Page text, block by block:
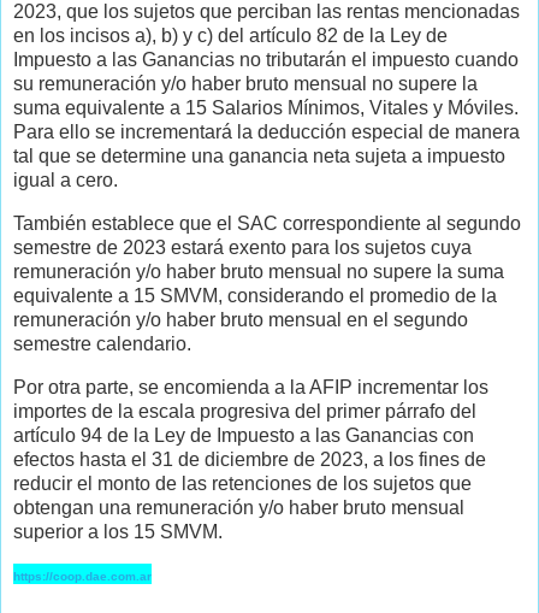
2023, que los sujetos que perciban las rentas mencionadas
en los incisos a), b) y c) del artículo 82 de la Ley de
Impuesto a las Ganancias no tributarán el impuesto cuando
su remuneración y/o haber bruto mensual no supere la
suma equivalente a 15 Salarios Mínimos, Vitales y Móviles.
Para ello se incrementará la deducción especial de manera
tal que se determine una ganancia neta sujeta a impuesto
igual a cero.
También establece que el SAC correspondiente al segundo
semestre de 2023 estará exento para los sujetos cuya
remuneración y/o haber bruto mensual no supere la suma
equivalente a 15 SMVM, considerando el promedio de la
remuneración y/o haber bruto mensual en el segundo
semestre calendario.
Por otra parte, se encomienda a la AFIP incrementar los
importes de la escala progresiva del primer párrafo del
artículo 94 de la Ley de Impuesto a las Ganancias con
efectos hasta el 31 de diciembre de 2023, a los fines de
reducir el monto de las retenciones de los sujetos que
obtengan una remuneración y/o haber bruto mensual
superior a los 15 SMVM.
https://coop.dae.com.ar